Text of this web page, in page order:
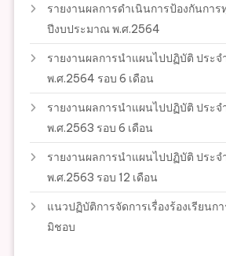
รายงานผลการดำเนินการป้องกันการ
ปีงบประมาณ พ.ศ.2564
รายงานผลการนำแผนไปปฏิบัติ ประ
พ.ศ.2564 รอบ 6 เดือน
รายงานผลการนำแผนไปปฏิบัติ ประ
พ.ศ.2563 รอบ 6 เดือน
รายงานผลการนำแผนไปปฏิบัติ ประ
พ.ศ.2563 รอบ 12 เดือน
แนวปฏิบัติการจัดการเรื่องร้องเรียนก
มิชอบ